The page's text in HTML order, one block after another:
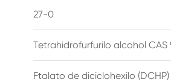
27-0
Tetrahidrofurfurilo alcohol CAS
Ftalato de diciclohexilo (DCHP)